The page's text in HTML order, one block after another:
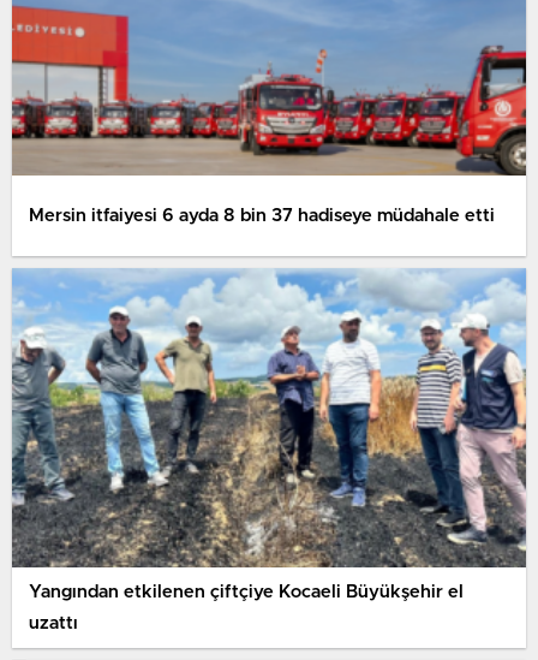
Mersin itfaiyesi 6 ayda 8 bin 37 hadiseye müdahale etti
Yangından etkilenen çiftçiye Kocaeli Büyükşehir el
uzattı